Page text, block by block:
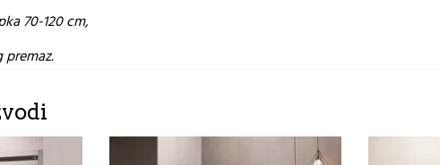
70-120 cm,
premaz.